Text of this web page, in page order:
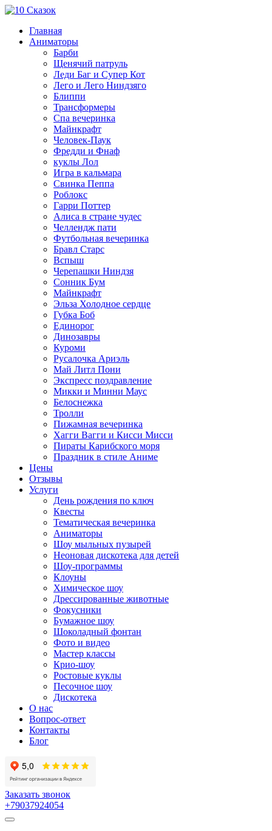
Главная
Аниматоры
Барби
Щенячий патруль
Леди Баг и Супер Кот
Лего и Лего Ниндзяго
Блиппи
Трансформеры
Спа вечеринка
Майнкрафт
Человек-Паук
Фредди и Фнаф
куклы Лол
Игра в кальмара
Свинка Пеппа
Роблокс
Гарри Поттер
Алиса в стране чудес
Челлендж пати
Футбольная вечеринка
Бравл Старс
Вспыш
Черепашки Ниндзя
Сонник Бум
Майнкрафт
Эльза Холодное сердце
Губка Боб
Единорог
Динозавры
Куроми
Русалочка Ариэль
Май Литл Пони
Экспресс поздравление
Микки и Минни Маус
Белоснежка
Тролли
Пижамная вечеринка
Хагги Вагги и Кисси Мисси
Пираты Карибского моря
Праздник в стиле Аниме
Цены
Отзывы
Услуги
День рождения по ключ
Квесты
Тематическая вечеринка
Аниматоры
Шоу мыльных пузырей
Неоновая дискотека для детей
Шоу-программы
Клоуны
Химическое шоу
Дрессированные животные
Фокусники
Бумажное шоу
Шоколадный фонтан
Фото и видео
Мастер классы
Крио-шоу
Ростовые куклы
Песочное шоу
Дискотека
О нас
Вопрос-ответ
Контакты
Блог
Заказать звонок
+79037924054